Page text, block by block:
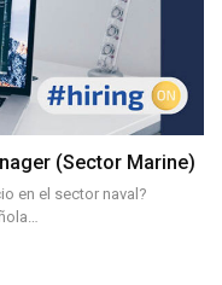
(sector Marine)
en el sector naval?